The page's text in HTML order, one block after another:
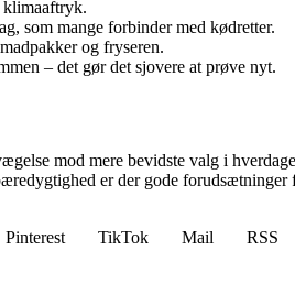
klimaaftryk.
som mange forbinder med kødretter.
og fryseren.
– det gør det sjovere at prøve nyt.
mod mere bevidste valg i
er der gode
Pinterest TikTok Mail
RSS